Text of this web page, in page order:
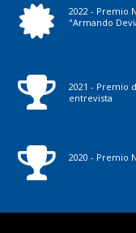
2022 - Premio
"Armando
2021 - Premio
entrevista
2020 - Premio